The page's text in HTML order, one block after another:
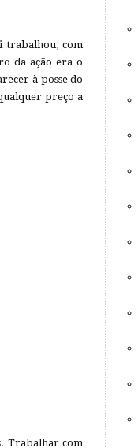
trabalhou, com
da ação era o
à posse do
preço a
Trabalhar com